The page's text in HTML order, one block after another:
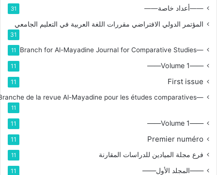
——أعداد خاصة—— 31
المؤتمر الدولي الافتراضي مقررات اللغة العربية في التعليم الجامعي
31
—Branch for Al-Mayadine Journal for Comparative Studies
11
——Volume 1——
11
First issue
11
—Branche de la revue Al-Mayadine pour les études comparatives
11
——Volume 1——
11
Premier numéro
11
فرع مجلة الميادين للدراسات المقارنة 11
——المجلد الأول—— 11